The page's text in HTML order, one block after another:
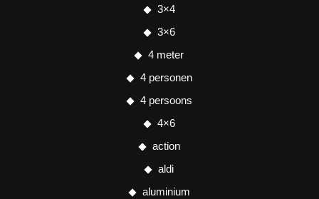
3×4
3×6
4 meter
4 personen
4 persoons
4×6
action
aldi
aluminium